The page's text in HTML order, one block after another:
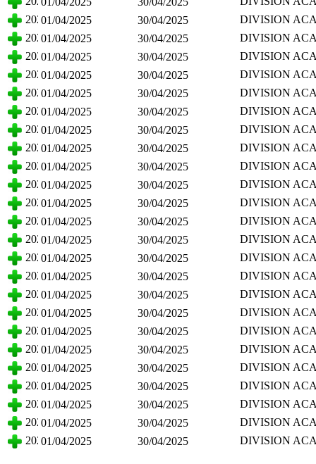
CIENCIAS
202501/04/2025 30/04/2025
DIVISION
CIENCIAS
202501/04/2025 30/04/2025
DIVISION
CIENCIAS
202501/04/2025 30/04/2025
DIVISION
CIENCIAS
202501/04/2025 30/04/2025
DIVISION
CIENCIAS
202501/04/2025 30/04/2025
DIVISION
CIENCIAS
202501/04/2025 30/04/2025
DIVISION
CIENCIAS
202501/04/2025 30/04/2025
DIVISION
CIENCIAS
202501/04/2025 30/04/2025
DIVISION
CIENCIAS
202501/04/2025 30/04/2025
DIVISION
CIENCIAS
202501/04/2025 30/04/2025
DIVISION
CIENCIAS
202501/04/2025 30/04/2025
DIVISION
CIENCIAS
202501/04/2025 30/04/2025
DIVISION
CIENCIAS
202501/04/2025 30/04/2025
DIVISION
CIENCIAS
202501/04/2025 30/04/2025
DIVISION
CIENCIAS
202501/04/2025 30/04/2025
DIVISION
CIENCIAS
202501/04/2025 30/04/2025
DIVISION
CIENCIAS
202501/04/2025 30/04/2025
DIVISION
CIENCIAS
202501/04/2025 30/04/2025
DIVISION
CIENCIAS
202501/04/2025 30/04/2025
DIVISION
CIENCIAS
202501/04/2025 30/04/2025
DIVISION
CIENCIAS
202501/04/2025 30/04/2025
DIVISION
CIENCIAS
202501/04/2025 30/04/2025
DIVISION
CIENCIAS
202501/04/2025 30/04/2025
DIVISION
CIENCIAS
202501/04/2025 30/04/2025
DIVISION